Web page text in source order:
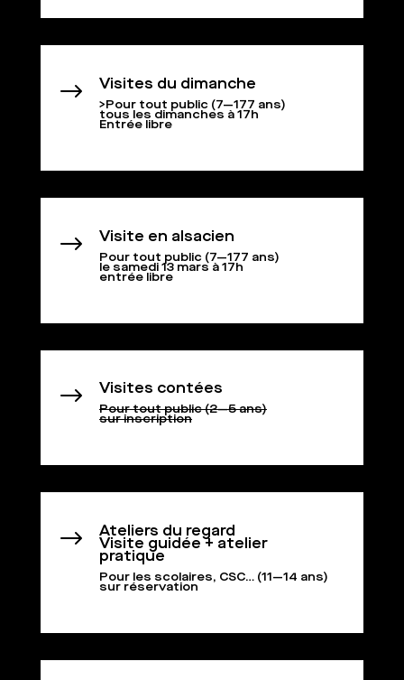
$ Visites du dimanche
>Pour tout public (7—177 ans)
tous les dimanches à 17h
Entrée libre
$ Visite en alsacien
Pour tout public (7—177 ans)
le samedi 13 mars à 17h
entrée libre
$ Visites contées
Pour tout public (2—5 ans)
sur inscription
$ Ateliers du regard
Visite guidée + atelier
pratique
Pour les scolaires, CSC… (11—14 ans)
sur réservation